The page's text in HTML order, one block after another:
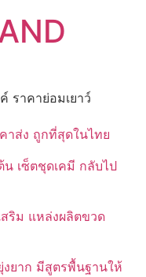
ราคาย่อมเยาว์
าส่ง ถูกที่สุดในไทย
เซ็ตชุดเคมี กลับไป
ริม แหล่งผลิตขวด
งยาก มีสูตรพื้นฐานให้